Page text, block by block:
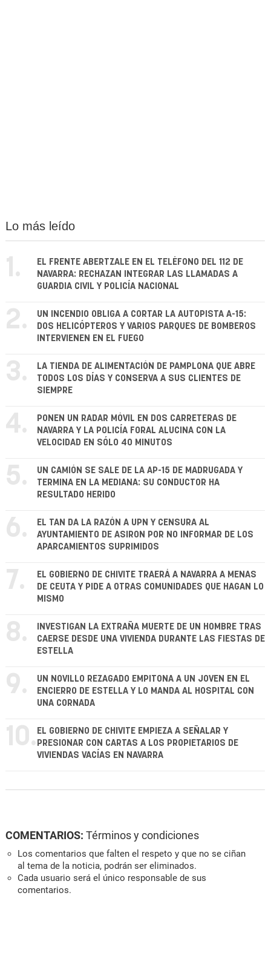
Lo más leído
1.
EL FRENTE ABERTZALE EN EL TELÉFONO DEL 112 DE
NAVARRA: RECHAZAN INTEGRAR LAS LLAMADAS A
GUARDIA CIVIL Y POLICÍA NACIONAL
2.
UN INCENDIO OBLIGA A CORTAR LA AUTOPISTA A-15:
DOS HELICÓPTEROS Y VARIOS PARQUES DE BOMBEROS
INTERVIENEN EN EL FUEGO
3.
LA TIENDA DE ALIMENTACIÓN DE PAMPLONA QUE ABRE
TODOS LOS DÍAS Y CONSERVA A SUS CLIENTES DE
SIEMPRE
4.
PONEN UN RADAR MÓVIL EN DOS CARRETERAS DE
NAVARRA Y LA POLICÍA FORAL ALUCINA CON LA
VELOCIDAD EN SÓLO 40 MINUTOS
5.
UN CAMIÓN SE SALE DE LA AP-15 DE MADRUGADA Y
TERMINA EN LA MEDIANA: SU CONDUCTOR HA
RESULTADO HERIDO
6.
EL TAN DA LA RAZÓN A UPN Y CENSURA AL
AYUNTAMIENTO DE ASIRON POR NO INFORMAR DE LOS
APARCAMIENTOS SUPRIMIDOS
7.
EL GOBIERNO DE CHIVITE TRAERÁ A NAVARRA A MENAS
DE CEUTA Y PIDE A OTRAS COMUNIDADES QUE HAGAN LO
MISMO
8.
INVESTIGAN LA EXTRAÑA MUERTE DE UN HOMBRE TRAS
CAERSE DESDE UNA VIVIENDA DURANTE LAS FIESTAS DE
ESTELLA
9.
UN NOVILLO REZAGADO EMPITONA A UN JOVEN EN EL
ENCIERRO DE ESTELLA Y LO MANDA AL HOSPITAL CON
UNA CORNADA
10. EL GOBIERNO DE CHIVITE EMPIEZA A SEÑALAR Y
PRESIONAR CON CARTAS A LOS PROPIETARIOS DE
VIVIENDAS VACÍAS EN NAVARRA
COMENTARIOS: Términos y condiciones
Los comentarios que falten el respeto y que no se ciñan
al tema de la noticia, podrán ser eliminados.
Cada usuario será el único responsable de sus
comentarios.